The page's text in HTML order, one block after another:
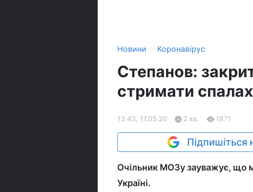
Новини › Коронавірус
Степанов:
стримати спалах
13:43, 17.05.20 2 хв. 1871
Підпишіться
Очільник МОЗу зауважує, що
Україні.